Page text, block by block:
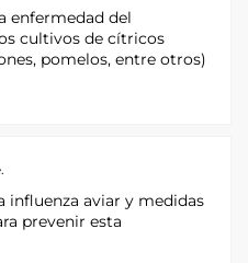
enfermedad del
cultivos de cítricos
pomelos, entre otros)
influenza aviar y medidas
prevenir esta